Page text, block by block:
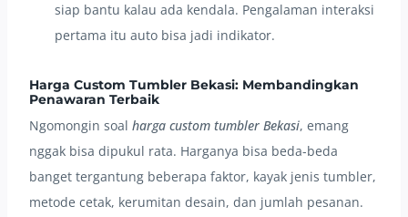
siap bantu kalau ada kendala. Pengalaman interaksi
pertama itu auto bisa jadi indikator.
Harga Custom Tumbler Bekasi: Membandingkan
Penawaran Terbaik
Ngomongin soal harga custom tumbler Bekasi, emang
nggak bisa dipukul rata. Harganya bisa beda-beda
banget tergantung beberapa faktor, kayak jenis tumbler,
metode cetak, kerumitan desain, dan jumlah pesanan.